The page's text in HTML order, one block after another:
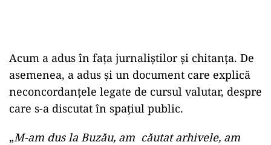
Acum a adus în fața jurnaliștilor și chitanța. De
asemenea, a adus și un document care explică
neconcordanțele legate de cursul valutar, despre
care s-a discutat în spațiul public.
„M-am dus la Buzău, am căutat arhivele, am